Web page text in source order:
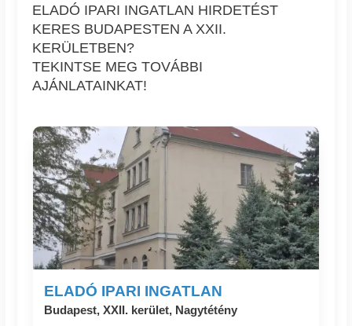
ELADÓ IPARI INGATLAN HIRDETÉST
KERES BUDAPESTEN A XXII.
KERÜLETBEN?
TEKINTSE MEG TOVÁBBI
AJÁNLATAINKAT!
ELADÓ IPARI INGATLAN
Budapest, XXII. kerület, Nagytétény